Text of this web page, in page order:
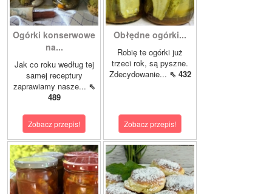
Ogórki konserwowe
na...
Jak co roku według tej
samej receptury
zaprawiamy nasze... ⇖
489
Zobacz przepis!
Obłędne ogórki...
Robię te ogórki już
trzeci rok, są pyszne.
Zdecydowanie... ⇖ 432
Zobacz przepis!